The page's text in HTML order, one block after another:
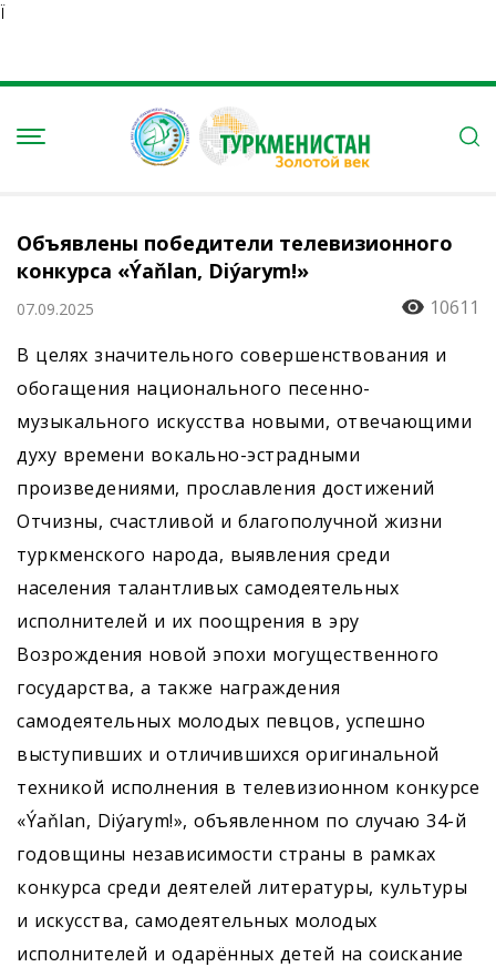
Ï
Объявлены победители телевизионного
конкурса «Ýaňlan, Diýarym!»
07.09.2025
10611
В целях значительного совершенствования и
обогащения национального песенно-
музыкального искусства новыми, отвечающими
духу времени вокально-эстрадными
произведениями, прославления достижений
Отчизны, счастливой и благополучной жизни
туркменского народа, выявления среди
населения талантливых самодеятельных
исполнителей и их поощрения в эру
Возрождения новой эпохи могущественного
государства, а также награждения
самодеятельных молодых певцов, успешно
выступивших и отличившихся оригинальной
техникой исполнения в телевизионном конкурсе
«Ýaňlan, Diýarym!», объявленном по случаю 34-й
годовщины независимости страны в рамках
конкурса среди деятелей литературы, культуры
и искусства, самодеятельных молодых
исполнителей и одарённых детей на соискание